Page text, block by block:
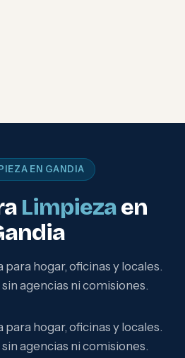
EN GANDIA
Limpiezaen
para hogar, oficinas y locales.
agencias ni comisiones.
para hogar, oficinas y locales.
agencias ni comisiones.